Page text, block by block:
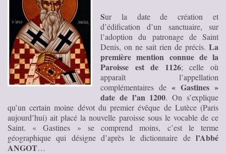
Sur la date de création et
d’édification d’un sanctuaire, sur
l’adoption du patronage de Saint
Denis, on ne sait rien de précis. La
première mention connue de la
Paroisse est de 1126; celle où
apparaît l’appellation
complémentaires de « Gastines »
date de l’an 1200. On s’explique
qu’un certain moine dévot du premier évêque de Lutèce (Paris
aujourd’hui) ait placé la nouvelle paroisse sous le vocable de ce
Saint. « Gastines » se comprend moins, c’est le terme
géographique qui désigne d’après le dictionnaire del’Abbé
ANGOT…